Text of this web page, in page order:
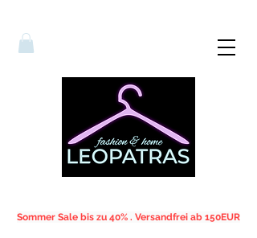
Sommer Sale bis zu 40% . Versandfrei ab 150EUR